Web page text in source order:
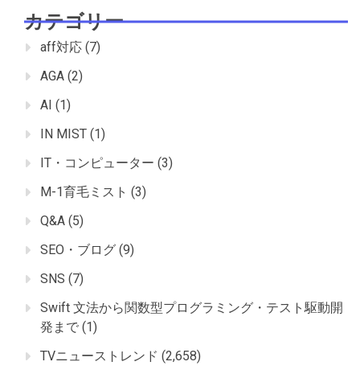
カテゴリー
aff対応 (7)
AGA (2)
AI (1)
IN MIST (1)
IT・コンピューター (3)
M-1育毛ミスト (3)
Q&A (5)
SEO・ブログ (9)
SNS (7)
Swift 文法から関数型プログラミング・テスト駆動開
発まで (1)
TVニューストレンド (2,658)